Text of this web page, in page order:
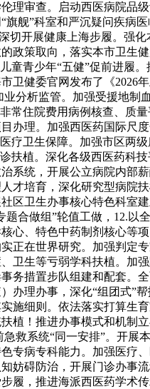
审查。启动西医病院品
舰”科室和严沉疑问疾病
开展健康上海步履。强
策取向，落实本市卫生
青少年“五健”促前进履
健委官网发布了《2026
分析监管。加强受援地
住院费用病例核查、质
办理。加强西医药国际尺
卫生保障。加强市区两
植。深化各级西医药科
统，开展公立病院内部
培育，深化研究型病院
卫生办事核心特色科室
合做组”轮值工做，12.
、特色中药制剂核心等
在世界研究。加强判定
生等亏弱学科扶植。加
措置步队组建和配套。
理办事，深化“组团式”
细则。依法落实打算生
！推进办事模式和机制
救系统“同一安排”。开
病专科能力。加强医疗
碍防治，开展门诊办事
，推进海派西医药学术